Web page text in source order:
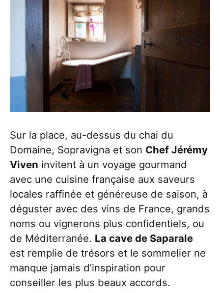
Sur la place, au-dessus du chai du
Domaine, Sopravigna et son Chef Jérémy
Viven invitent à un voyage gourmand
avec une cuisine française aux saveurs
locales raffinée et généreuse de saison, à
déguster avec des vins de France, grands
noms ou vignerons plus confidentiels, ou
de Méditerranée. La cave de Saparale
est remplie de trésors et le sommelier ne
manque jamais d’inspiration pour
conseiller les plus beaux accords.